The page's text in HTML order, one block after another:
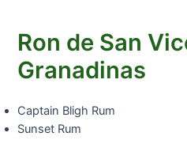
Ron de San
Granadinas
Captain Bligh Rum
Sunset Rum